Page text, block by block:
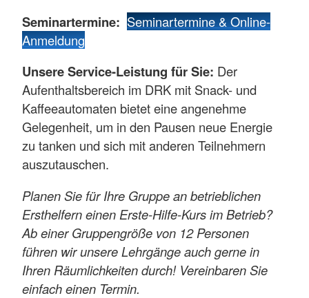
Seminartermine: Seminartermine & Online-
Anmeldung
Unsere Service-Leistung für Sie: Der
Aufenthaltsbereich im DRK mit Snack- und
Kaffeeautomaten bietet eine angenehme
Gelegenheit, um in den Pausen neue Energie
zu tanken und sich mit anderen Teilnehmern
auszutauschen.
Planen Sie für Ihre Gruppe an betrieblichen
Ersthelfern einen Erste-Hilfe-Kurs im Betrieb?
Ab einer Gruppengröße von 12 Personen
führen wir unsere Lehrgänge auch gerne in
Ihren Räumlichkeiten durch! Vereinbaren Sie
einfach einen Termin.